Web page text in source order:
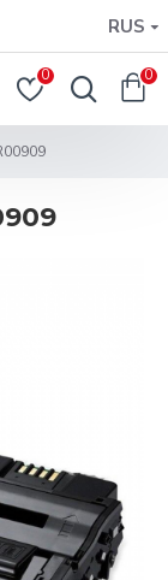
RUS
0 0